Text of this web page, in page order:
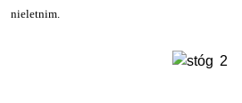
nieletnim.